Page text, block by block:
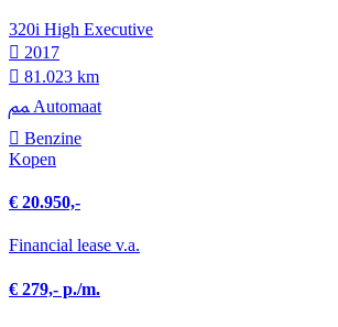
320i High Executive
2017
81.023 km
Automaat
Benzine
Kopen
€ 20.950,-
Financial lease v.a.
€ 279,- p./m.